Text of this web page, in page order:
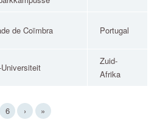
de Coïmbra Portugal
Zuid-
Afrika
6 › »